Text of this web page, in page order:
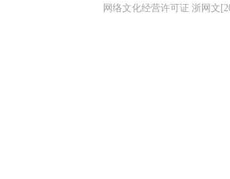
网络文化经营许可证 浙网文